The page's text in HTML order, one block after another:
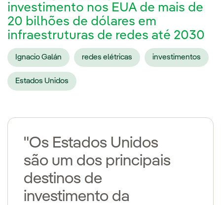
investimento nos EUA de mais de
20 bilhões de dólares em
infraestruturas de redes até 2030
Ignacio Galán redes elétricas investimentos
Estados Unidos
"Os Estados Unidos
são um dos principais
destinos de
investimento da